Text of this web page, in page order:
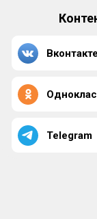
Вконтакте
Telegram